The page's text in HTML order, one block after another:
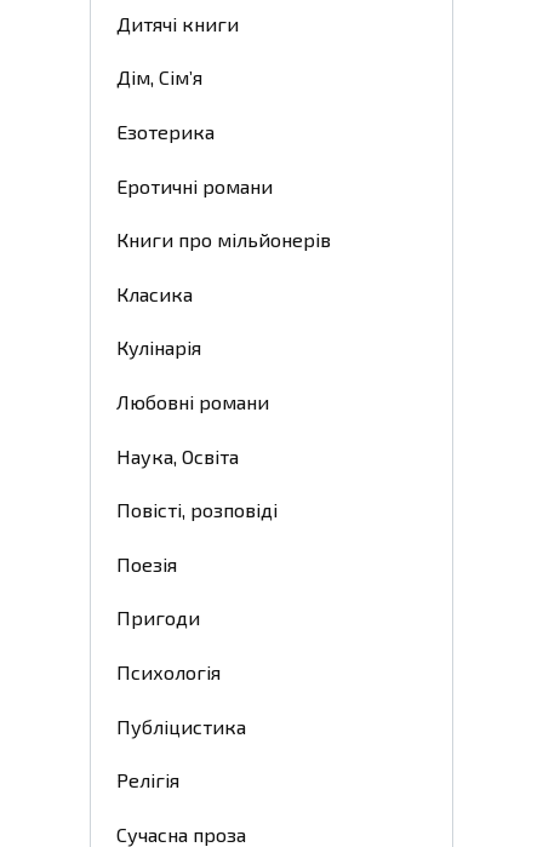
Дитячі книги
Дім, Сім’я
Езотерика
Еротичні романи
Книги про мільйонерів
Класика
Кулінарія
Любовні романи
Наука, Освіта
Повісті, розповіді
Поезія
Пригоди
Психологія
Публіцистика
Релігія
Сучасна проза